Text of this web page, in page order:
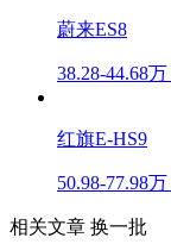
蔚来ES8
38.28-44.68万
红旗E-HS9
50.98-77.98万
相关文章 换一批